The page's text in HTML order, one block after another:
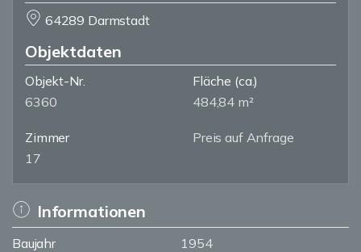
64289 Darmstadt
Objektdaten
Objekt-Nr.
6360
Fläche (ca.)
484,84 m²
Zimmer
17
Preis auf Anfrage
Informationen
Baujahr
1954